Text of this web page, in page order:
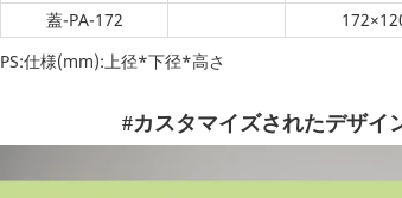
蓋-PA-172
PS:仕様(mm):上径*下径*高さ
#カスタマイズされたデザイ